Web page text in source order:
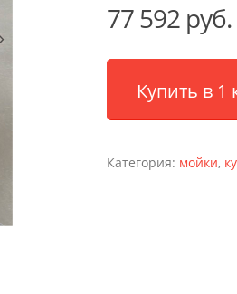
77 592 руб.
Купить в 1
Категория: мойки,